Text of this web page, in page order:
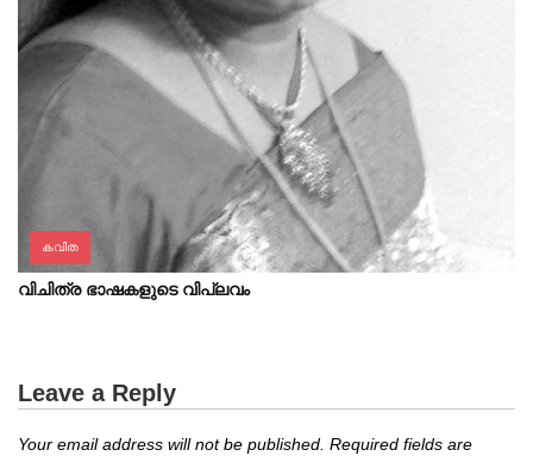
കവിത
വിചിത്ര ഭാഷകളുടെ വിപ്ലവം
Leave a Reply
Your email address will not be published. Required fields are